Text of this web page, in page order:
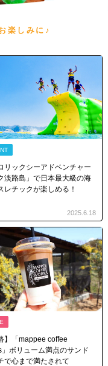
楽しみに♪
リックシーアドベンチャー
淡路島」で日本最大級の海
レチックが楽しめる！
2025.6.18
】「mappee coffee
」ボリューム満点のサンド
で心まで満たされて